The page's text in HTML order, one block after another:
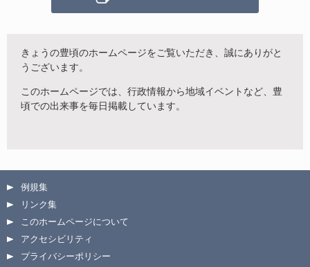
きょうの豊頃のホームページをご覧いただき、誠にありがと
うございます。
このホームページでは、行政情報から地域イベントなど、豊
頃での出来事を毎日掲載しています。
例規集
リンク集
このホームページについて
アクセシビリティ
プライバシーポリシー